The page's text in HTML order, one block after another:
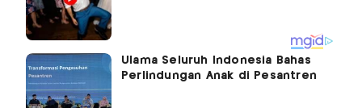
Ulama Seluruh Indonesia Bahas
Perlindungan Anak di Pesantren